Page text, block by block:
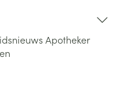
Apotheker